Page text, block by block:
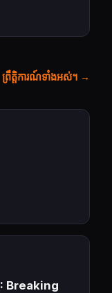
ព្រឹត្តិការណ៍ទាំងអស់។ →
Breaking